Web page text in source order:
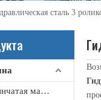
сталь 3
2 роликовая пластинчатая машина